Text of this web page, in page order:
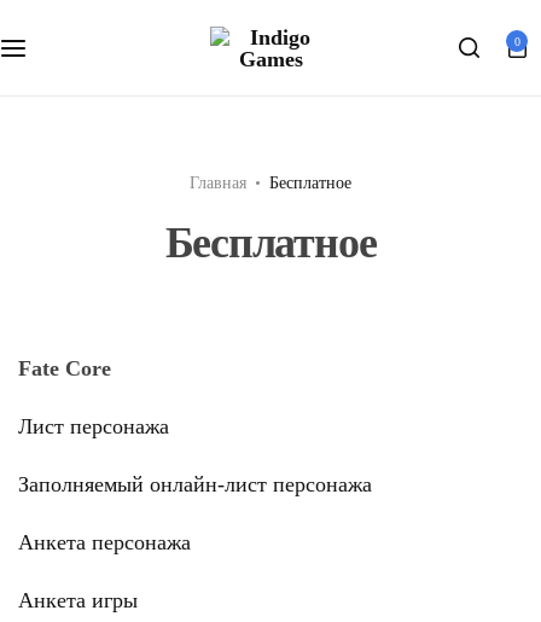
0
Главная Бесплатное
Бесплатное
Fate Core
Лист персонажа
Заполняемый онлайн-лист персонажа
Анкета персонажа
Анкета игры